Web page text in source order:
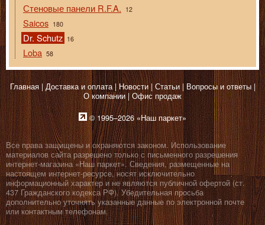
Стеновые панели R.F.A. 12
Saicos 180
Dr. Schutz 16
Loba 58
Главная Доставка и оплата Новости Статьи
Вопросы и ответы
О компании Офис продаж
© 1995–2026 «Наш паркет»
Все права защищены и охраняются законом. Использование
материалов сайта разрешено только с письменного разрешения
интернет-магазина «Наш паркет». Сведения, размещенные на
настоящем интернет-ресурсе, носят исключительно
информационный характер и не являются публичной офертой (ст.
437 Гражданского кодекса РФ). Убедительная просьба
дополнительно уточнять указанные данные по электронной почте
или контактным телефонам.